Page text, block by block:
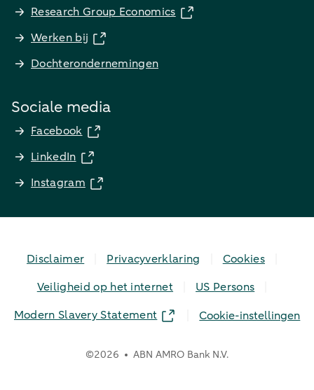
Research Group Economics
Werken bij
Dochterondernemingen
Sociale media
Facebook
LinkedIn
Instagram
Disclaimer Privacyverklaring
Cookies
Veiligheid op het internet
US Persons
Modern Slavery Statement
Cookie-instellingen
©2026 ABN AMRO Bank N.V.